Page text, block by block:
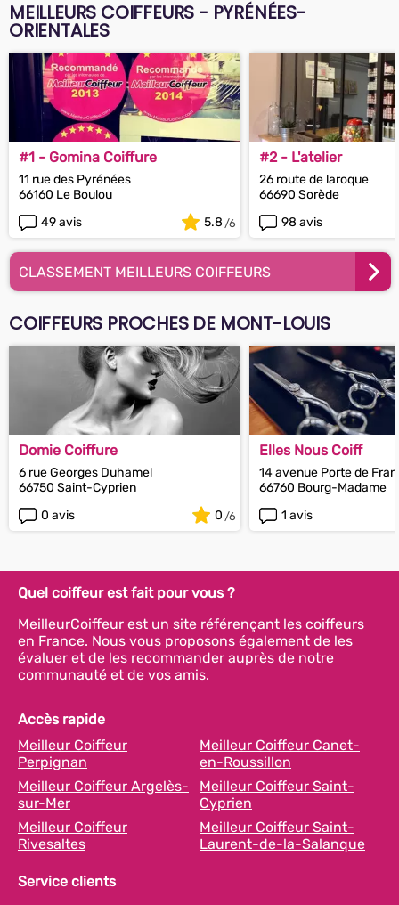
MEILLEURS COIFFEURS - PYRÉNÉES-
ORIENTALES
#1 - Gomina Coiffure
11 rue des Pyrénées
66160 Le Boulou
49 avis
5.8
#2 - L'atelier
26 route de laroque
66690 Sorède
98 avis
CLASSEMENT MEILLEURS COIFFEURS
COIFFEURS PROCHES DE MONT-LOUIS
Domie Coiffure
6 rue Georges Duhamel
66750 Saint-Cyprien
0 avis
0
Elles Nous Coiff
14 avenue Porte de
66760 Bourg-Madame
1 avis
Quel coiffeur est fait pour vous ?
MeilleurCoiffeur est un site référençant les coiffeurs
en France. Nous vous proposons également de les
évaluer et de les recommander auprès de notre
communauté et de vos amis.
Accès rapide
Meilleur Coiffeur
Perpignan
Meilleur Coiffeur Canet-
en-Roussillon
Meilleur Coiffeur Argelès-
sur-Mer
Meilleur Coiffeur Saint-
Cyprien
Meilleur Coiffeur
Rivesaltes
Meilleur Coiffeur Saint-
Laurent-de-la-Salanque
Service clients